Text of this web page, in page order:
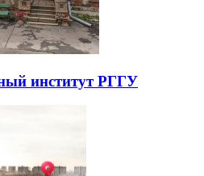
институт РГГУ